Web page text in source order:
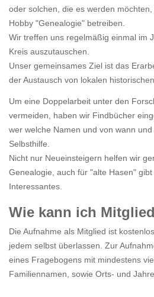
oder solchen, die es werden
Hobby "Genealogie" betreiben.
Wir treffen uns regelmäßig einmal im
Kreis auszutauschen.
Unser gemeinsames Ziel ist das
der Austausch von lokalen
Um eine Doppelarbeit unter den
vermeiden, haben wir Findbücher
wer welche Namen und von wann
Selbsthilfe.
Nicht nur Neueinsteigern helfen wir
Genealogie, auch für "alte Hasen"
Interessantes.
Wie kann ich
Die Aufnahme als Mitglied ist
jedem selbst überlassen. Zur
eines Fragebogens mit mindestens
Familiennamen, sowie Orts- und